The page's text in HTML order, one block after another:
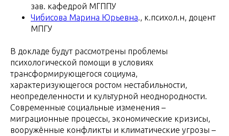
зав. кафедрой МГППУ
Чибисова Марина Юрьевна., к.психол.н, доцент
МПГУ
В докладе будут рассмотрены проблемы
психологической помощи в условиях
трансформирующегося социума,
характеризующегося ростом нестабильности,
неопределенности и культурной неоднородности.
Современные социальные изменения –
миграционные процессы, экономические кризисы,
вооружённые конфликты и климатические угрозы –